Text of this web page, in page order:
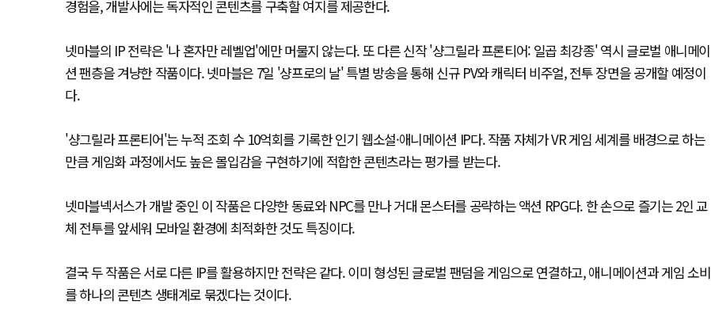
경험을, 개발사에는 독자적인 콘텐츠를 구축할 여지를 제공한다.
넷마블의 IP 전략은 '나 혼자만 레벨업'에만 머물지 않는다. 또 다른 신작 '샹그릴라 프론티어: 일곱 최강종' 역시 글로벌 애니메이
션 팬층을 겨냥한 작품이다. 넷마블은 7일 '샹프로의 날' 특별 방송을 통해 신규 PV와 캐릭터 비주얼, 전투 장면을 공개할 예정이
다.
'샹그릴라 프론티어'는 누적 조회 수 10억회를 기록한 인기 웹소설·애니메이션 IP다. 작품 자체가 VR 게임 세계를 배경으로 하는
만큼 게임화 과정에서도 높은 몰입감을 구현하기에 적합한 콘텐츠라는 평가를 받는다.
넷마블넥서스가 개발 중인 이 작품은 다양한 동료와 NPC를 만나 거대 몬스터를 공략하는 액션 RPG다. 한 손으로 즐기는 2인 교
체 전투를 앞세워 모바일 환경에 최적화한 것도 특징이다.
결국 두 작품은 서로 다른 IP를 활용하지만 전략은 같다. 이미 형성된 글로벌 팬덤을 게임으로 연결하고, 애니메이션과 게임 소비
를 하나의 콘텐츠 생태계로 묶겠다는 것이다.